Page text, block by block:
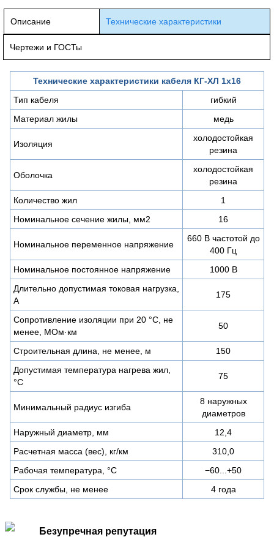
Описание Технические характеристики
Чертежи и ГОСТы
Технические характеристики кабеля КГ-ХЛ 1х16
Тип кабеля
гибкий
Материал жилы
медь
Изоляция
холодостойкая
резина
Оболочка
холодостойкая
резина
Количество жил
1
Номинальное сечение жилы, мм2
16
Номинальное переменное напряжение
660 В частотой до
400 Гц
Номинальное постоянное напряжение
1000 В
Длительно допустимая токовая нагрузка,
А
175
Сопротивление изоляции при 20 °С, не
менее, МОм·км
50
Строительная длина, не менее, м
150
Допустимая температура нагрева жил,
°С
75
Минимальный радиус изгиба
8 наружных
диаметров
Наружный диаметр, мм
12,4
Расчетная масса (вес), кг/км
310,0
Рабочая температура, °C
−60...+50
Срок службы, не менее
4 года
Безупречная репутация